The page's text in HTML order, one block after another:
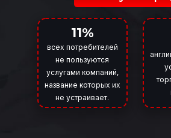
11%
всех потребителей
не пользуются
услугами компаний,
название которых их
не устраивает.